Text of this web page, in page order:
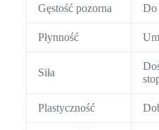
Gęstość pozorna Do
Płynność
Siła
Plastyczność